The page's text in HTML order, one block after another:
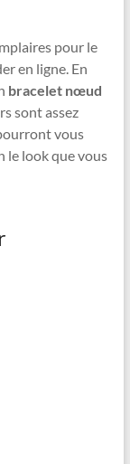
pour le
en ligne. En
bracelet nœud
sont assez
vous
le look que vous